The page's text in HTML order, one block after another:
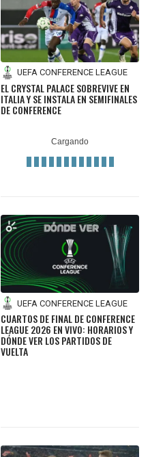
UEFA CONFERENCE LEAGUE
EL CRYSTAL PALACE SOBREVIVE EN
ITALIA Y SE INSTALA EN SEMIFINALES
DE CONFERENCE
UEFA CONFERENCE LEAGUE
CUARTOS DE FINAL DE CONFERENCE
LEAGUE 2026 EN VIVO: HORARIOS Y
DÓNDE VER LOS PARTIDOS DE
VUELTA